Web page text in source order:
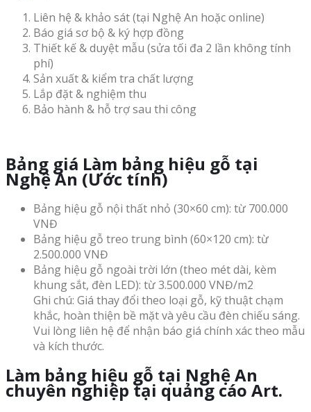
Liên hệ & khảo sát (tại Nghệ An hoặc online)
Báo giá sơ bộ & ký hợp đồng
Thiết kế & duyệt mẫu (sửa tối đa 2 lần không tính
phí)
Sản xuất & kiểm tra chất lượng
Lắp đặt & nghiệm thu
Bảo hành & hỗ trợ sau thi công
Bảng giá Làm bảng hiệu gỗ tại
Nghệ An (Ước tính)
Bảng hiệu gỗ nội thất nhỏ (30×60 cm): từ 700.000
VNĐ
Bảng hiệu gỗ treo trung bình (60×120 cm): từ
2.500.000 VNĐ
Bảng hiệu gỗ ngoài trời lớn (theo mét dài, kèm
khung sắt, đèn LED): từ 3.500.000 VNĐ/m2
Ghi chú: Giá thay đổi theo loại gỗ, kỹ thuật chạm
khắc, hoàn thiện bề mặt và yêu cầu đèn chiếu sáng.
Vui lòng liên hệ để nhận báo giá chính xác theo mẫu
và kích thước.
Làm bảng hiệu gỗ tại Nghệ An
chuyên nghiệp tại quảng cáo Art.